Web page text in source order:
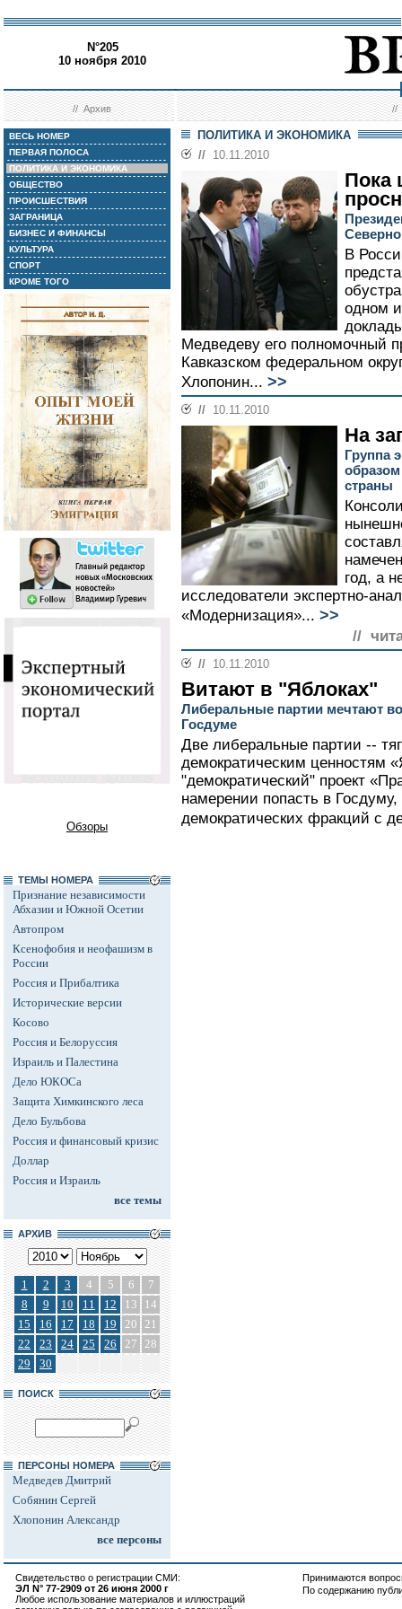
N°205
10 ноября 2010
//Архив //
ВЕСЬ НОМЕР
ПЕРВАЯ ПОЛОСА
ПОЛИТИКА И ЭКОНОМИКА
ОБЩЕСТВО
ПРОИСШЕСТВИЯ
ЗАГРАНИЦА
БИЗНЕС И ФИНАНСЫ
КУЛЬТУРА
СПОРТ
КРОМЕ ТОГО
Обзоры
ТЕМЫ НОМЕРА
Признание независимости
Абхазии и Южной Осетии
Автопром
Ксенофобия и неофашизм в
России
Россия и Прибалтика
Исторические версии
Косово
Россия и Белоруссия
Израиль и Палестина
Дело ЮКОСа
Защита Химкинского леса
Дело Бульбова
Россия и финансовый кризис
Доллар
Россия и Израиль
все темы
АРХИВ
1 2 3 4 5 6
7
8
9 10 11 12 13
14
15
16 17 18 19 20 21
22
23 24 25 26 27 28
29
30
ПОИСК
ПЕРСОНЫ НОМЕРА
Медведев Дмитрий
Собянин Сергей
Хлопонин Александр
все персоны
ПОЛИТИКА И ЭКОНОМИКА
// 10.11.2010
Пока
В
одном
Медведеву его полномочный
Кавказском федеральном
Хлопонин... >>
// 10.11.2010
На
Группа
страны
год, а
исследователи экспертно-
«Модернизация»... >>
//
// 10.11.2010
Витают в "Яблоках"
Либеральные партии мечтают
Госдуме
Две либеральные партии --
демократическим ценностям
"демократический" проект
намерении попасть в
демократических фракций с
Свидетельство о регистрации СМИ:
ЭЛ N° 77-2909 от 26 июня 2000 г
Любое использование материалов и иллюстраций
Принимаются
По содержанию